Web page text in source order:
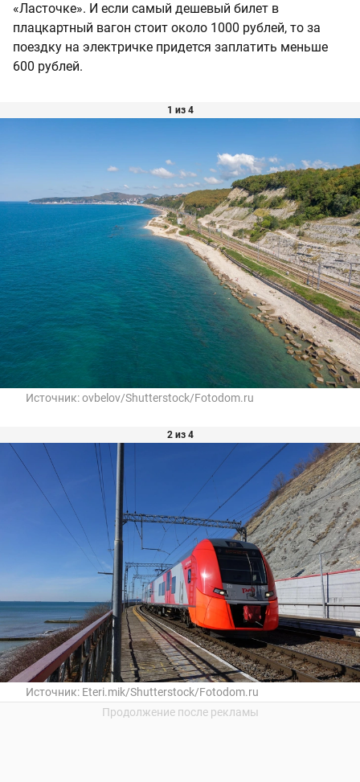
«Ласточке». И если самый дешевый билет в
плацкартный вагон стоит около 1000 рублей, то за
поездку на электричке придется заплатить меньше
600 рублей.
1 из 4
Источник:ovbelov/Shutterstock/Fotodom.ru
2 из 4
Источник: Eteri.mik/Shutterstock/Fotodom.ru